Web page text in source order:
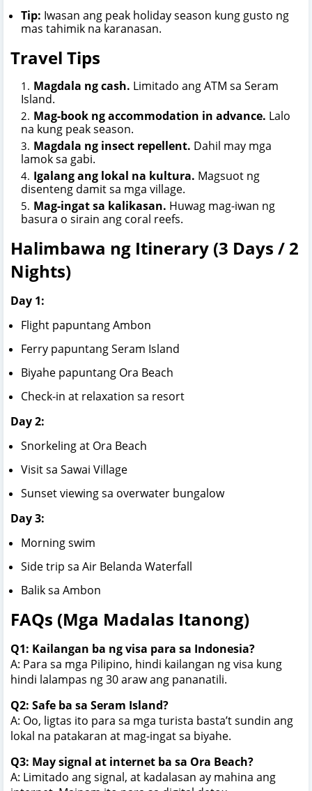
Tip: Iwasan ang peak holiday season kung gusto ng
mas tahimik na karanasan.
Travel Tips
Magdala ng cash. Limitado ang ATM sa Seram
Island.
Mag-book ng accommodation in advance. Lalo
na kung peak season.
Magdala ng insect repellent. Dahil may mga
lamok sa gabi.
Igalang ang lokal na kultura. Magsuot ng
disenteng damit sa mga village.
Mag-ingat sa kalikasan. Huwag mag-iwan ng
basura o sirain ang coral reefs.
Halimbawa ng Itinerary (3 Days / 2
Nights)
Day 1:
Flight papuntang Ambon
Ferry papuntang Seram Island
Biyahe papuntang Ora Beach
Check-in at relaxation sa resort
Day 2:
Snorkeling at Ora Beach
Visit sa Sawai Village
Sunset viewing sa overwater bungalow
Day 3:
Morning swim
Side trip sa Air Belanda Waterfall
Balik sa Ambon
FAQs (Mga Madalas Itanong)
Q1: Kailangan ba ng visa para sa Indonesia?
A: Para sa mga Pilipino, hindi kailangan ng visa kung
hindi lalampas ng 30 araw ang pananatili.
Q2: Safe ba sa Seram Island?
A: Oo, ligtas ito para sa mga turista basta’t sundin ang
lokal na patakaran at mag-ingat sa biyahe.
Q3: May signal at internet ba sa Ora Beach?
A: Limitado ang signal, at kadalasan ay mahina ang